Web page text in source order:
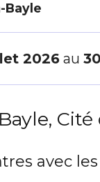
Bayle
2026 au
Cité
avec